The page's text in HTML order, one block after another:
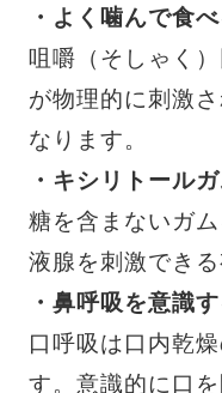
・よく噛んで食
咀嚼（そしゃく
が物理的に刺激
なります。
・キシリトール
糖を含まないガ
液腺を刺激でき
・鼻呼吸を意識
口呼吸は口内乾
す。意識的に口